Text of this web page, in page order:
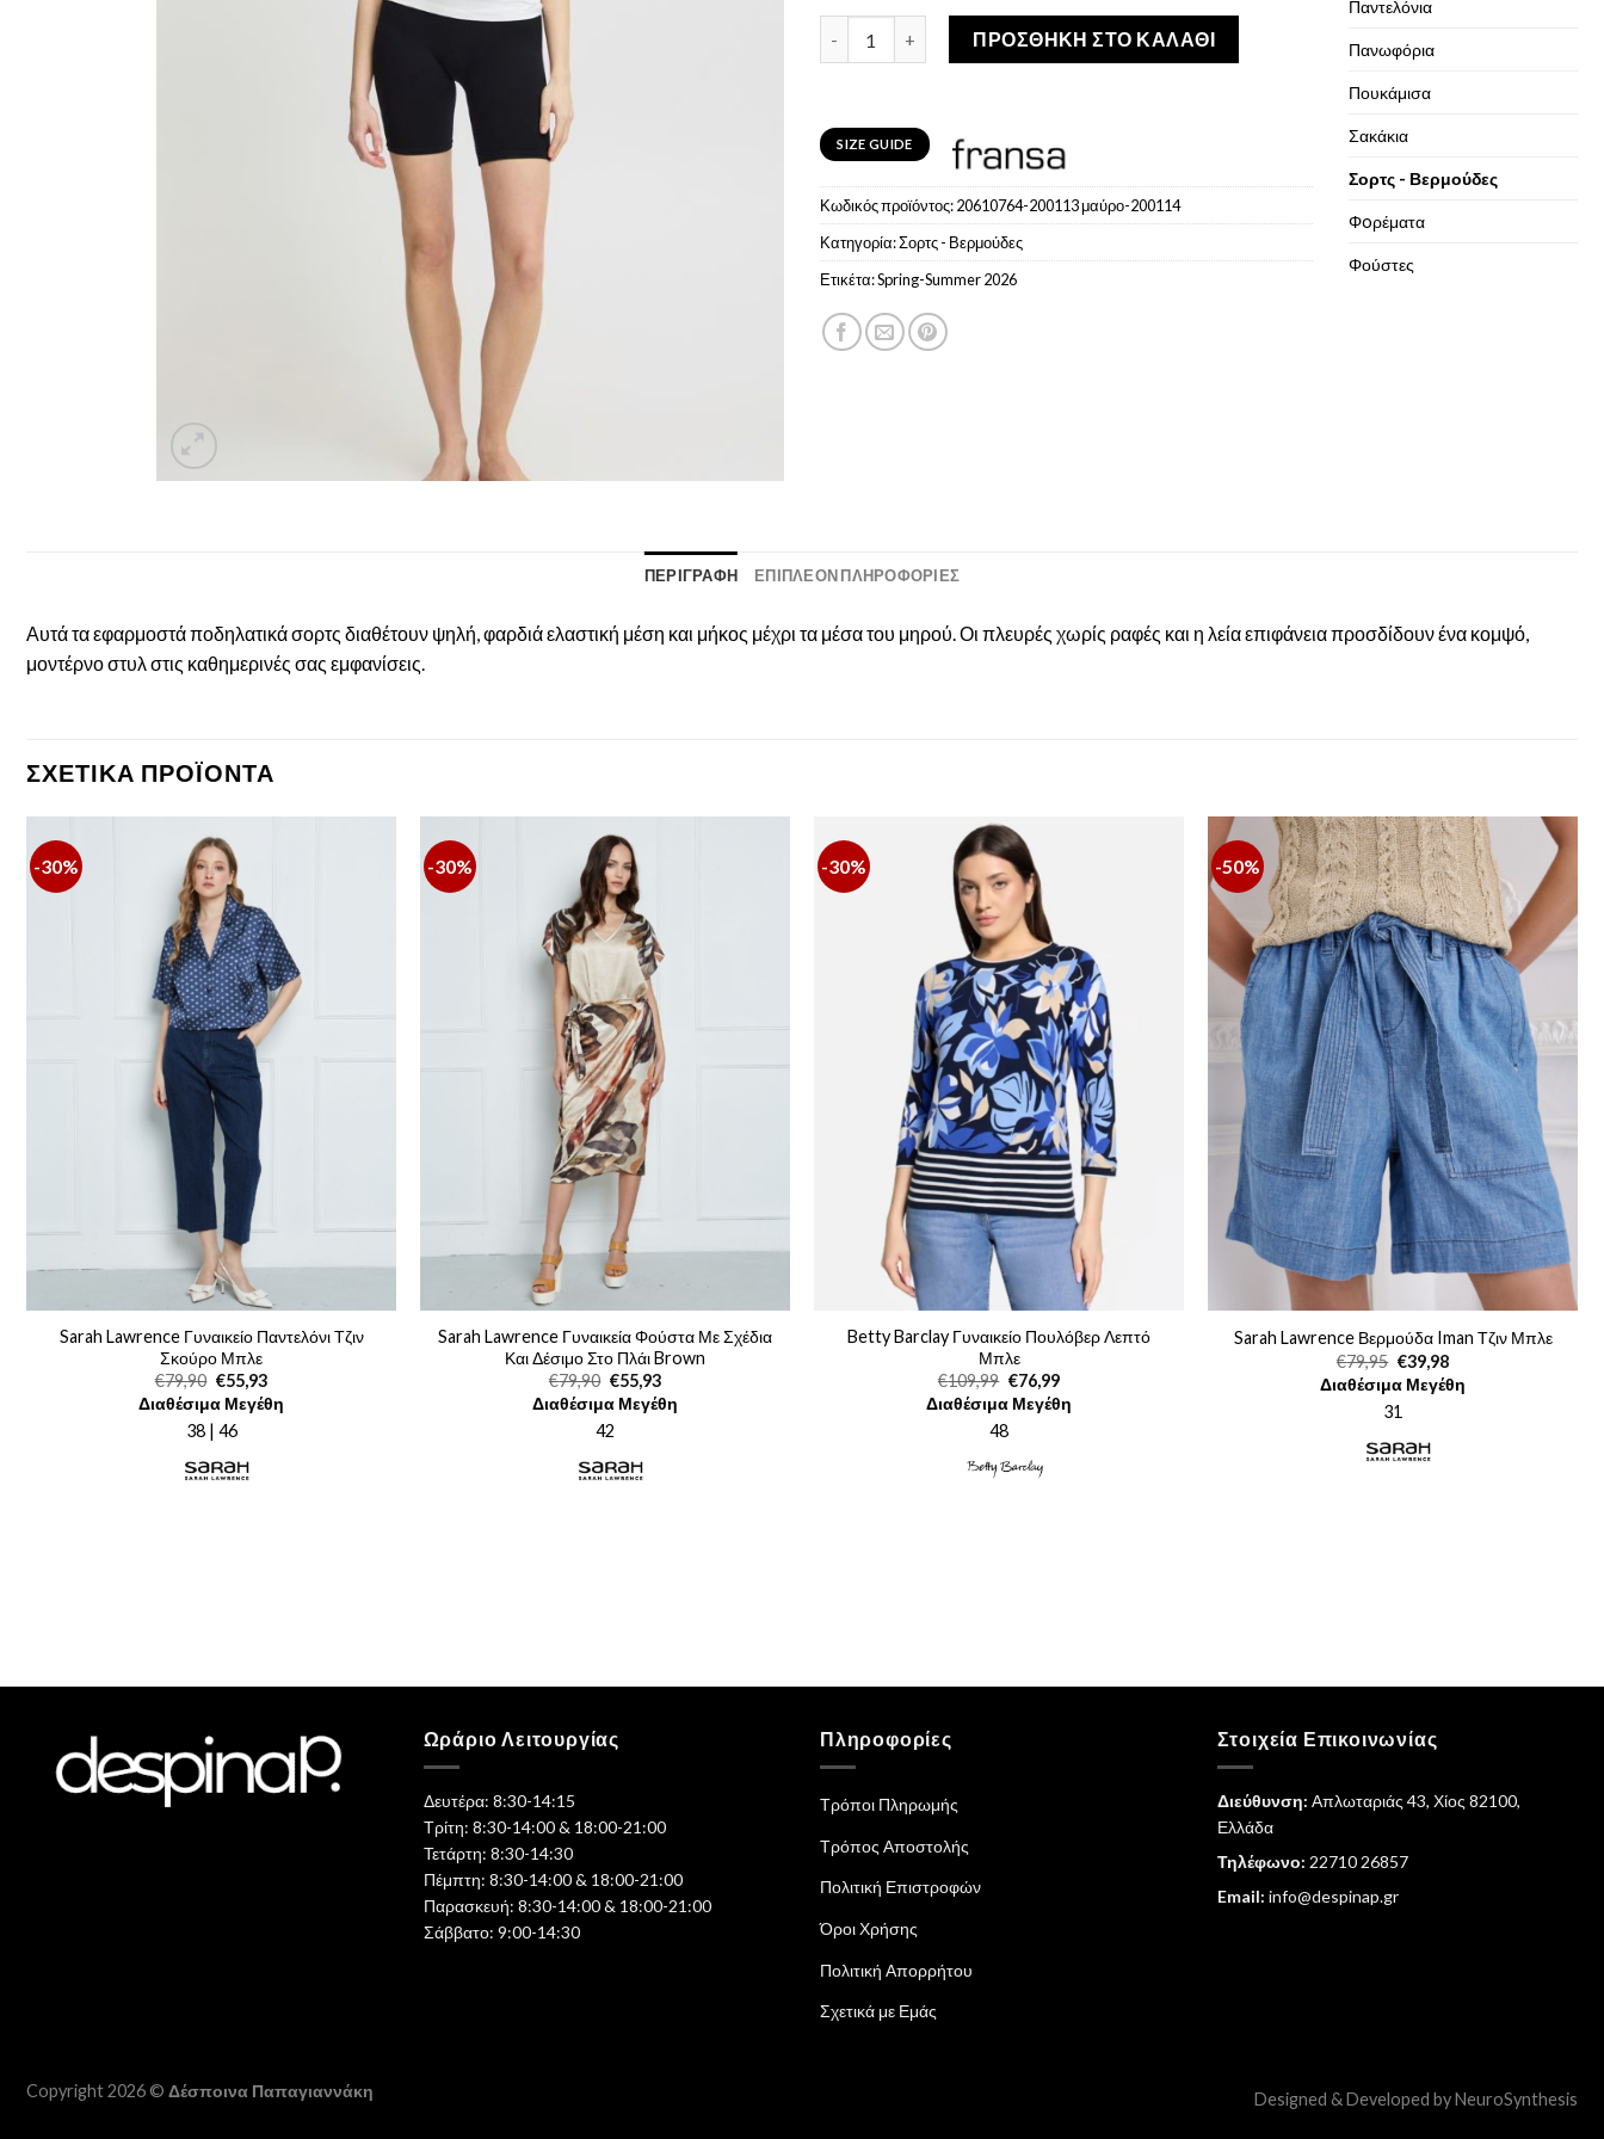
FRANSA Γυναικείο σορτς ποδηλατικό εφαρμοστό Μαύρο ποσότητα
ΠΡΟΣΘΉΚΗ ΣΤΟ ΚΑΛΆΘΙ
SIZE GUIDE
Κωδικός προϊόντος:20610764-200113 μαύρο-200114
Κατηγορία:Σορτς - Βερμούδες
Ετικέτα:Spring-Summer 2026
Παντελόνια
Πανωφόρια
Πουκάμισα
Σακάκια
Σορτς - Βερμούδες
Φoρέματα
Φούστες
ΠΕΡΙΓΡΑΦΉ ΕΠΙΠΛΈΟΝ ΠΛΗΡΟΦΟΡΊΕΣ
Αυτά τα εφαρμοστά ποδηλατικά σορτς διαθέτουν ψηλή, φαρδιά ελαστική μέση και μήκος μέχρι τα μέσα του μηρού. Οι πλευρές χωρίς ραφές και η λεία επιφάνεια προσδίδουν ένα κομψό,
μοντέρνο στυλ στις καθημερινές σας εμφανίσεις.
ΣΧΕΤΙΚΆ ΠΡΟΪΌΝΤΑ
-30%
Sarah Lawrence Γυναικείο Παντελόνι Τζιν
Σκούρο Μπλε
€79,90 Original
price
was:
€79,90.
€55,93Η
τρέχουσα
τιμή
Διαθέσιμα Μεγέθη
38 | 46
-30%
Sarah Lawrence Γυναικεία Φούστα Με Σχέδια
Και Δέσιμο Στο Πλάι Brown
€79,90 Original
price
was:
€79,90.
€55,93Η
τρέχουσα
τιμή
Διαθέσιμα Μεγέθη
42
-30%
Betty Barclay Γυναικείο Πουλόβερ Λεπτό
Μπλε
€109,99 Original
price
was:
€109,99.
€76,99Η
τρέχουσα
τιμή
Διαθέσιμα Μεγέθη
48
-50%
Sarah Lawrence Βερμούδα Iman Τζιν Μπλε
€79,95 Original
price
was:
€79,95.
€39,98Η
τρέχουσα
τιμή
Διαθέσιμα Μεγέθη
31
Ωράριο Λειτουργίας
Δευτέρα: 8:30-14:15
Τρίτη: 8:30-14:00 & 18:00-21:00
Τετάρτη: 8:30-14:30
Πέμπτη: 8:30-14:00 & 18:00-21:00
Παρασκευή: 8:30-14:00 & 18:00-21:00
Σάββατο: 9:00-14:30
Πληροφορίες
Τρόποι Πληρωμής
Τρόπος Αποστολής
Πολιτική Επιστροφών
Όροι Χρήσης
Πολιτική Απορρήτου
Σχετικά με Εμάς
Στοιχεία Επικοινωνίας
Διεύθυνση: Απλωταριάς 43, Χίος 82100,
Ελλάδα
Τηλέφωνο: 22710 26857
Email: info@despinap.gr
Designed & Developed byNeuroSynthesis
Copyright 2026 © Δέσποινα Παπαγιαννάκη